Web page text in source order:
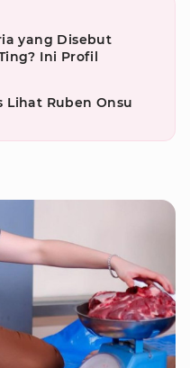
yang Disebut
Ini Profil
Lihat Ruben Onsu